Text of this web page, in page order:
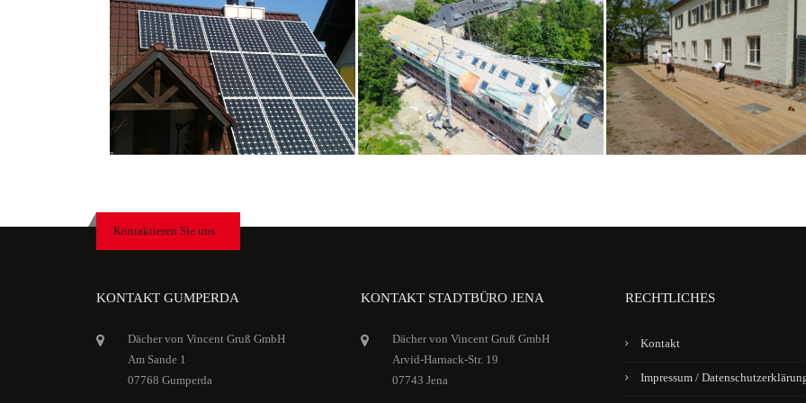
Kontaktieren Sie uns
KONTAKT GUMPERDA
Dächer von Vincent Gruß GmbH
Am Sande 1
07768 Gumperda
KONTAKT STADTBÜRO JENA
Dächer von Vincent Gruß GmbH
Arvid-Harnack-Str. 19
07743 Jena
RECHTLICHES
Kontakt
Impressum /